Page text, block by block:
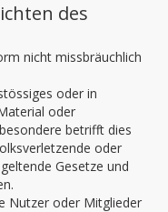
des
nicht missbräuchlich
oder in
oder
betrifft dies
oder
Gesetze und
Nutzer oder Mitglieder